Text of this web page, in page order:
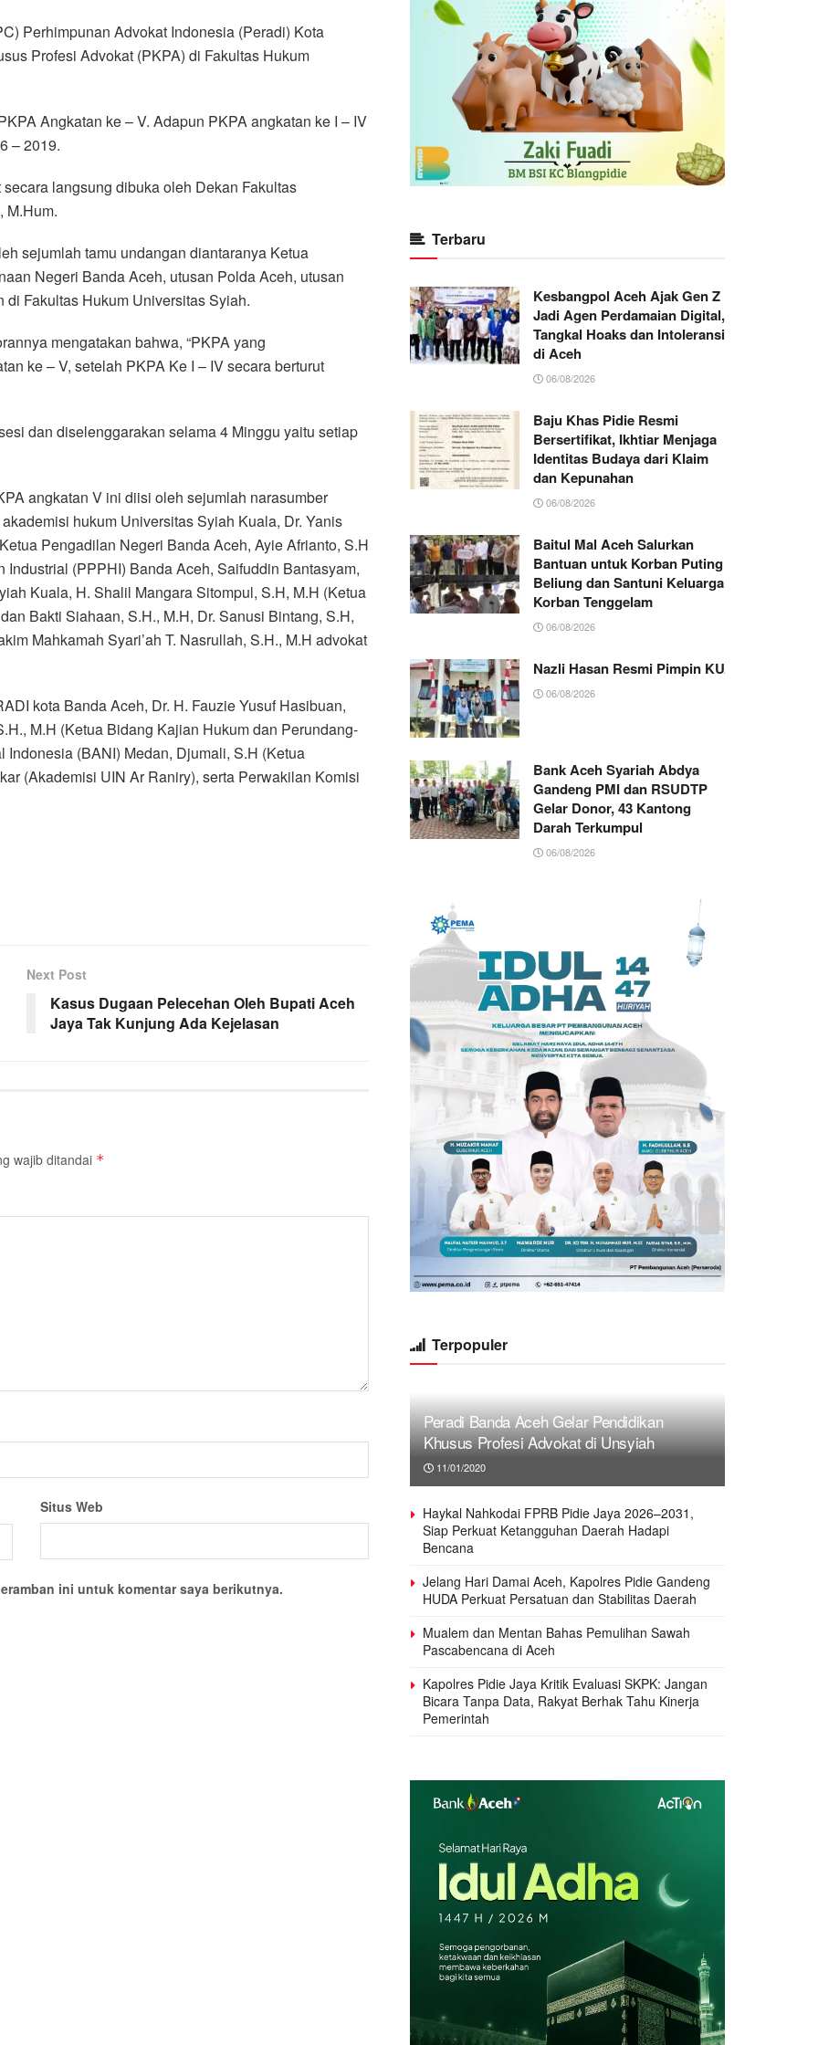
Perhimpunan Advokat Indonesia (Peradi) Kota
Profesi Advokat (PKPA) di Fakultas Hukum
Angkatan ke – V. Adapun PKPA angkatan ke I – IV
– 2019.
langsung dibuka oleh Dekan Fakultas
M.Hum.
sejumlah tamu undangan diantaranya Ketua
Negeri Banda Aceh, utusan Polda Aceh, utusan
Fakultas Hukum Universitas Syiah.
mengatakan bahwa, “PKPA yang
ke – V, setelah PKPA Ke I – IV secara berturut
dan diselenggarakan selama 4 Minggu yaitu setiap
angkatan V ini diisi oleh sejumlah narasumber
hukum Universitas Syiah Kuala, Dr. Yanis
Pengadilan Negeri Banda Aceh, Ayie Afrianto, S.H
(PPPHI) Banda Aceh, Saifuddin Bantasyam,
Kuala, H. Shalil Mangara Sitompul, S.H, M.H (Ketua
Bakti Siahaan, S.H., M.H, Dr. Sanusi Bintang, S.H,
Mahkamah Syari’ah T. Nasrullah, S.H., M.H advokat
kota Banda Aceh, Dr. H. Fauzie Yusuf Hasibuan,
M.H (Ketua Bidang Kajian Hukum dan Perundang-
(BANI) Medan, Djumali, S.H (Ketua
(Akademisi UIN Ar Raniry), serta Perwakilan Komisi
Next Post
Kasus Dugaan Pelecehan Oleh Bupati Aceh
Jaya Tak Kunjung Ada Kejelasan
wajib ditandai *
Situs Web
ini untuk komentar saya berikutnya.
Terbaru
Kesbangpol Aceh Ajak Gen Z
Jadi Agen Perdamaian Digital,
Tangkal Hoaks dan Intoleransi
di Aceh
06/08/2026
Baju Khas Pidie Resmi
Bersertifikat, Ikhtiar Menjaga
Identitas Budaya dari Klaim
dan Kepunahan
06/08/2026
Baitul Mal Aceh Salurkan
Bantuan untuk Korban Puting
Beliung dan Santuni Keluarga
Korban Tenggelam
06/08/2026
Nazli Hasan Resmi Pimpin KUA Jeumpa,
06/08/2026
Bank Aceh Syariah Abdya
Gandeng PMI dan RSUDTP
Gelar Donor, 43 Kantong
Darah Terkumpul
06/08/2026
Terpopuler
Peradi Banda Aceh Gelar Pendidikan
Khusus Profesi Advokat di Unsyiah
11/01/2020
Haykal Nahkodai FPRB Pidie Jaya 2026–2031,
Siap Perkuat Ketangguhan Daerah Hadapi
Bencana
Jelang Hari Damai Aceh, Kapolres Pidie Gandeng
HUDA Perkuat Persatuan dan Stabilitas Daerah
Mualem dan Mentan Bahas Pemulihan Sawah
Pascabencana di Aceh
Kapolres Pidie Jaya Kritik Evaluasi SKPK: Jangan
Bicara Tanpa Data, Rakyat Berhak Tahu Kinerja
Pemerintah